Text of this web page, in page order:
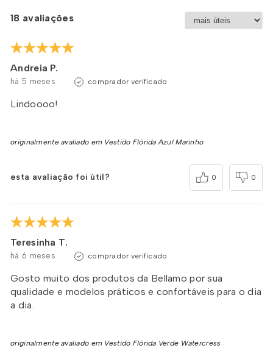
18 avaliações
Andreia P.
há 5 meses comprador verificado
Lindoooo!
originalmente avaliado em Vestido Flórida Azul Marinho
esta avaliação foi útil? 0 0
Teresinha T.
há 6 meses comprador verificado
Gosto muito dos produtos da Bellamo por sua
qualidade e modelos práticos e confortáveis para o dia
a dia.
originalmente avaliado em Vestido Flórida Verde Watercress